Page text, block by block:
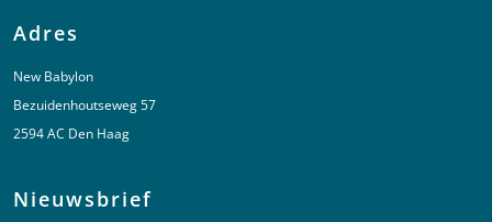
Adres
New Babylon
Bezuidenhoutseweg 57
2594 AC Den Haag
Nieuwsbrief